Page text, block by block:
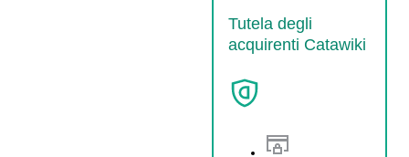
Tutela degli
acquirenti Catawiki